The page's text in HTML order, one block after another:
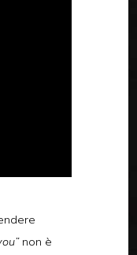
non è